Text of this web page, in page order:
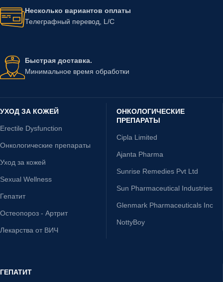
Несколько вариантов оплаты
Телеграфный перевод, L/C
Быстрая доставка.
Минимальное время обработки
УХОД ЗА КОЖЕЙ
Erectile Dysfunction
Онкологические препараты
Уход за кожей
Sexual Wellness
Гепатит
Остеопороз - Артрит
Лекарства от ВИЧ
ОНКОЛОГИЧЕСКИЕ
ПРЕПАРАТЫ
Cipla Limited
Ajanta Pharma
Sunrise Remedies Pvt Ltd
Sun Pharmaceutical Industries
Glenmark Pharmaceuticals Inc
NottyBoy
ГЕПАТИТ